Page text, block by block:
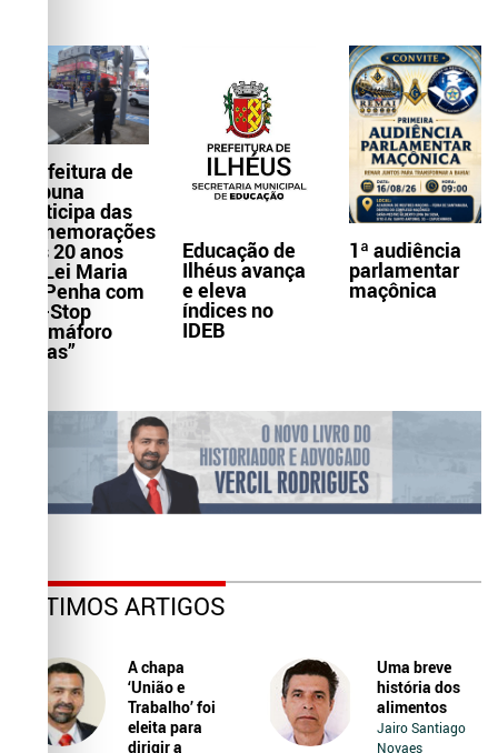
Prefeitura de
Itabuna
participa das
comemorações
dos 20 anos
da Lei Maria
da Penha com
Pit-Stop
“Samáforo
Delas”
Educação de
Ilhéus avança
e eleva
índices no
IDEB
1ª audiência
parlamentar
maçônica
ÚLTIMOS ARTIGOS
A chapa
‘União e
Trabalho’ foi
eleita para
dirigir a
Uma breve
história dos
alimentos
Jairo Santiago
Novaes